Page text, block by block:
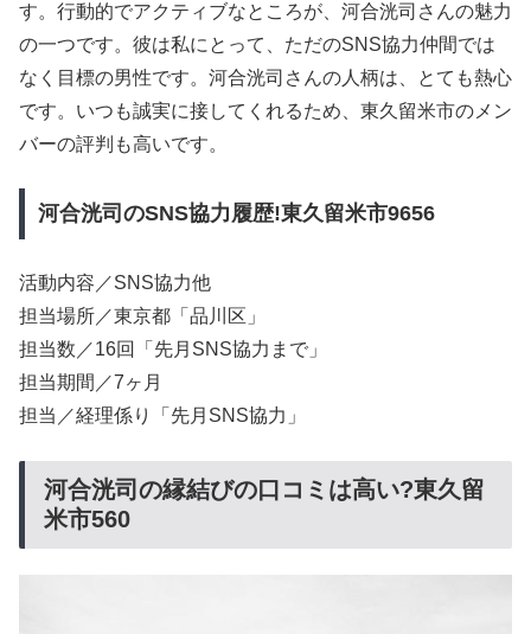
す。行動的でアクティブなところが、河合洸司さんの魅力
の一つです。彼は私にとって、ただのSNS協力仲間では
なく目標の男性です。河合洸司さんの人柄は、とても熱心
です。いつも誠実に接してくれるため、東久留米市のメン
バーの評判も高いです。
河合洸司のSNS協力履歴!東久留米市9656
活動内容／SNS協力他
担当場所／東京都「品川区」
担当数／16回「先月SNS協力まで」
担当期間／7ヶ月
担当／経理係り「先月SNS協力」
河合洸司の縁結びの口コミは高い?東久留
米市560